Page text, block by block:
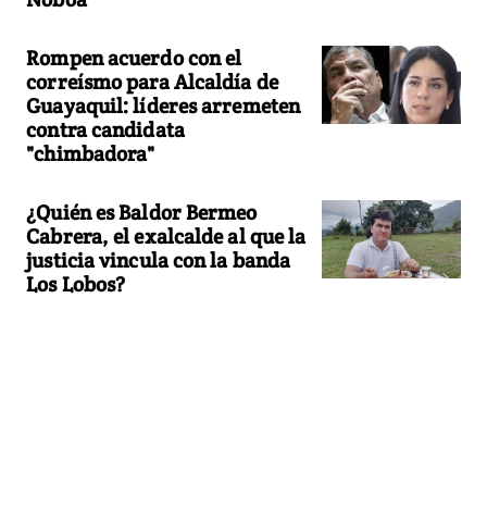
Rompen acuerdo con el
correísmo para Alcaldía de
Guayaquil: líderes arremeten
contra candidata
"chimbadora"
¿Quién es Baldor Bermeo
Cabrera, el exalcalde al que la
justicia vincula con la banda
Los Lobos?